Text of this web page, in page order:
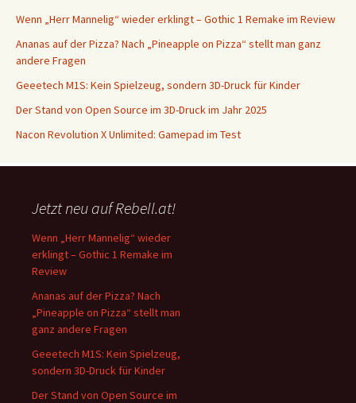
Wenn „Herr Mannelig“ wieder erklingt – Gothic 1 Remake im Review
Ananas auf der Pizza? Nach „Pineapple on Pizza“ stellt man ganz
andere Fragen
Geeetech M1S: Kein Spielzeug, sondern 3D-Druck für Kinder
Der Stand von Open Source im 3D-Druck im Jahr 2025
Nacon Revolution X Unlimited: Gamepad im Test
Jetzt neu auf Rebell.at!
Wenn „Herr Mannelig“ wieder
erklingt – Gothic 1 Remake im
Review
Ananas auf der Pizza? Nach
„Pineapple on Pizza“ stellt man
ganz andere Fragen
Geeetech M1S: Kein Spielzeug,
sondern 3D-Druck für Kinder
Der Stand von Open Source im